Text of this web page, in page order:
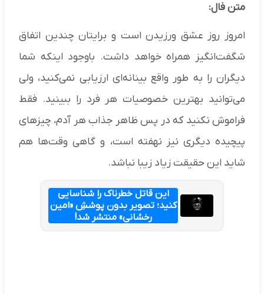
متن فال:
امروز روز عشق ورزیدن است و برایتان چندین اتفاق
شگفت‌انگیز همراه خواهد داشت. باوجود اینکه شما
دیگران را به طور واقع بینانه‌ای ارزیابی نمی‌کنید، ولی
می‌توانید بهترین خصوصیات هر فرد را ببینید. فقط
فراموش نکنید که در پس ظاهر جذاب هر آدم، چیزهای
پیچیده دیگری نیز نهفته است، و گاهی وقت‌ها هم
شاید این حقیقت زیاد زیبا نباشد.
این قاتل خطرناک را شناسایی
کنید؛ تصویر بدون پوششِ «امین
رخشانی» منتشر شد!